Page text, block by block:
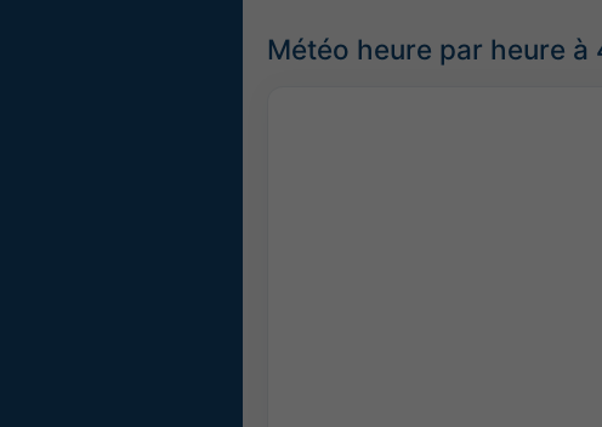
Météo heure par heure à